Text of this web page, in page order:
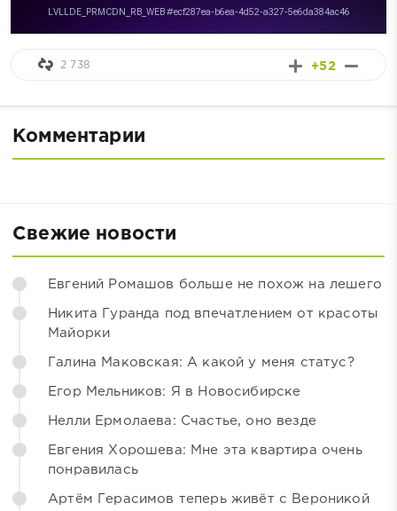
+52
2 738
Комментарии
Свежие новости
Евгений Ромашов больше не похож на лешего
Никита Гуранда под впечатлением от красоты
Майорки
Галина Маковская: А какой у меня статус?
Егор Мельников: Я в Новосибирске
Нелли Ермолаева: Счастье, оно везде
Евгения Хорошева: Мне эта квартира очень
понравилась
Артём Герасимов теперь живёт с Вероникой